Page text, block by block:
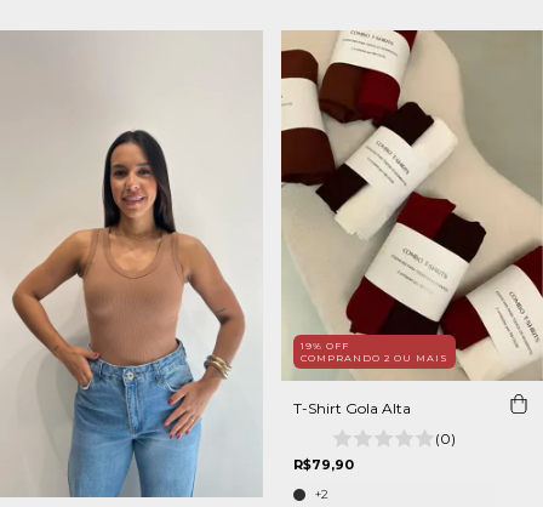
19% OFF
COMPRANDO 2 OU MAIS
T-Shirt Gola Alta
(0)
R$79,90
+2